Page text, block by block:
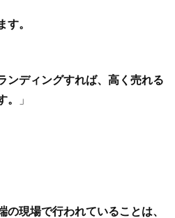
す。
ンディングすれば、高く売れる
。
」
の現場で行われていることは、